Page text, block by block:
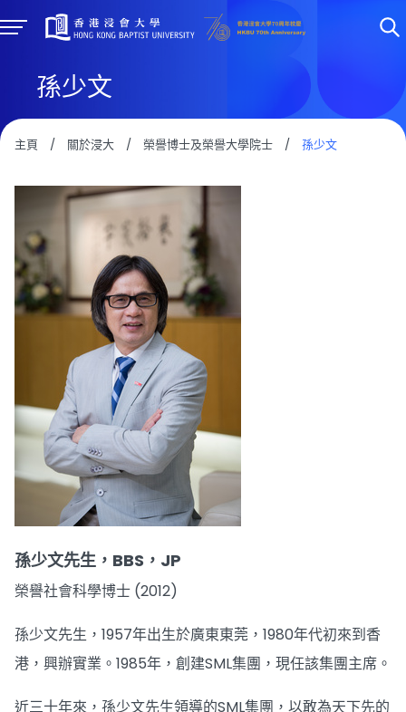
孫少文
主頁 / 關於浸大 / 榮譽博士及榮譽大學院士 / 孫少文
孫少文先生，BBS，JP
榮譽社會科學博士 (2012)
孫少文先生，1957年出生於廣東東莞，1980年代初來到香
港，興辦實業。1985年，創建SML集團，現任該集團主席。
近三十年來，孫少文先生領導的SML集團，以敢為天下先的